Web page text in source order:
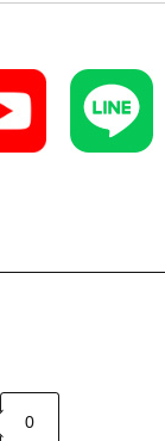
0